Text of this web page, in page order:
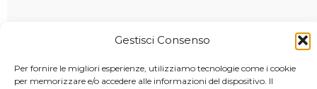
Gestisci Consenso
Per fornire le migliori esperienze, utilizziamo tecnologie come i cookie
per memorizzare e/o accedere alle informazioni del dispositivo. Il
riservati